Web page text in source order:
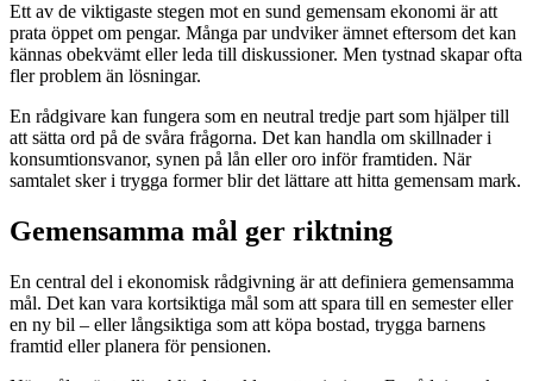
Ett av de viktigaste stegen mot en sund gemensam ekonomi är att
prata öppet om pengar. Många par undviker ämnet eftersom det kan
kännas obekvämt eller leda till diskussioner. Men tystnad skapar ofta
fler problem än lösningar.
En rådgivare kan fungera som en neutral tredje part som hjälper till
att sätta ord på de svåra frågorna. Det kan handla om skillnader i
konsumtionsvanor, synen på lån eller oro inför framtiden. När
samtalet sker i trygga former blir det lättare att hitta gemensam mark.
Gemensamma mål ger riktning
En central del i ekonomisk rådgivning är att definiera gemensamma
mål. Det kan vara kortsiktiga mål som att spara till en semester eller
en ny bil – eller långsiktiga som att köpa bostad, trygga barnens
framtid eller planera för pensionen.